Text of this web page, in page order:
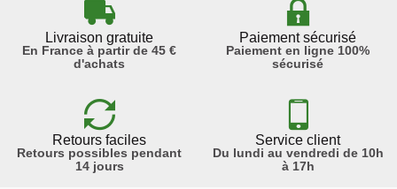
Livraison gratuite
En France à partir de 45 €
d'achats
Paiement sécurisé
Paiement en ligne 100%
sécurisé
Retours faciles
Retours possibles pendant
14 jours
Service client
Du lundi au vendredi de 10h
à 17h